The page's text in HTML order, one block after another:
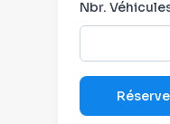
Nbr.